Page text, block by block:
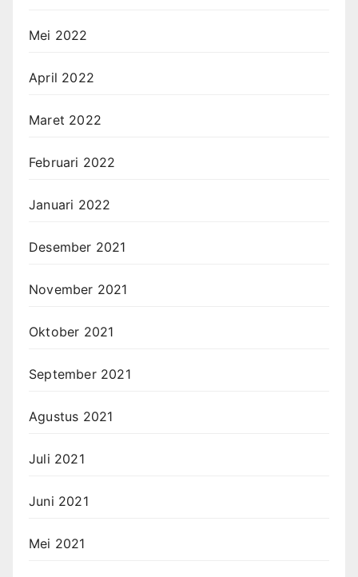
Mei 2022
April 2022
Maret 2022
Februari 2022
Januari 2022
Desember 2021
November 2021
Oktober 2021
September 2021
Agustus 2021
Juli 2021
Juni 2021
Mei 2021